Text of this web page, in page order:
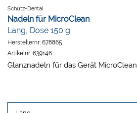
Schütz-Dental
Nadeln für MicroClean
Lang, Dose 150 g
Herstellernr: 678865
Artikelnr: 639146
Glanznadeln für das Gerät MicroClean.